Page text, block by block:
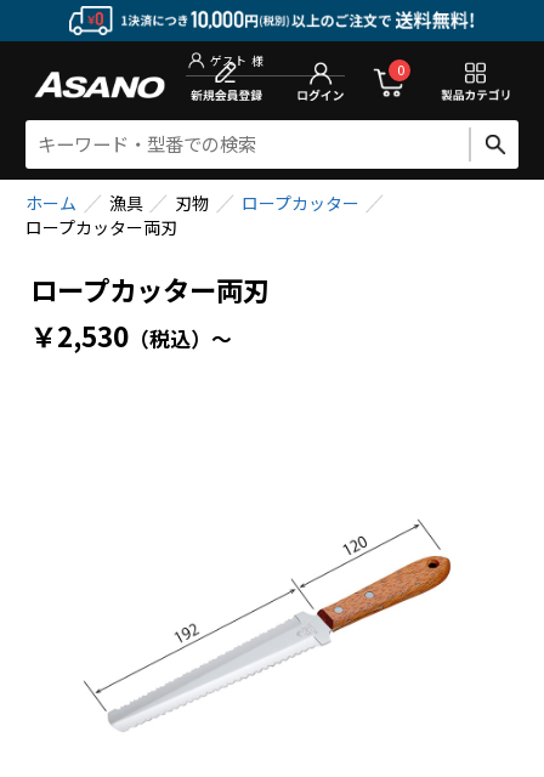
ゲスト 新規会員登録
0
ホーム 漁具 刃物
ロープカッター
ロープカッター両刃
ロープカッター両刃
￥2,530 （税込） ～